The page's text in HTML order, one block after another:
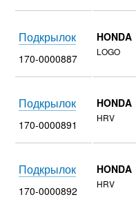
Подкрылок
170-0000887
HONDA
LOGO
Подкрылок
170-0000891
HONDA
HRV
Подкрылок
170-0000892
HONDA
HRV